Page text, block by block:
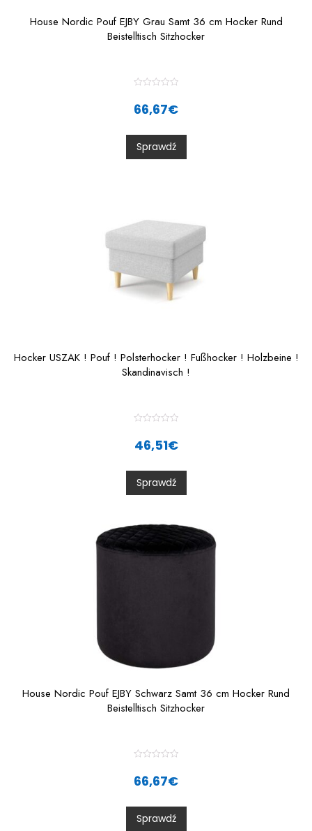
House Nordic Pouf EJBY Grau Samt 36 cm Hocker Rund
Beistelltisch Sitzhocker
a
t
0
o
u
t
66,67€
Sprawdź
Hocker USZAK ! Pouf ! Polsterhocker ! Fußhocker ! Holzbeine !
Skandinavisch !
t
0
o
u
t
46,51€
Sprawdź
House Nordic Pouf EJBY Schwarz Samt 36 cm Hocker Rund
Beistelltisch Sitzhocker
a
t
0
o
u
66,67€
Sprawdź